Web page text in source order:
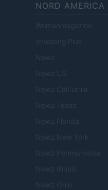
NORD AMERICA
Womanmagazine
Investing Plus
Newz
Newz US
Newz California
Newz Texas
Newz Florida
Newz New York
Newz Pennsylvania
Newz Illinois
Newz Ohio